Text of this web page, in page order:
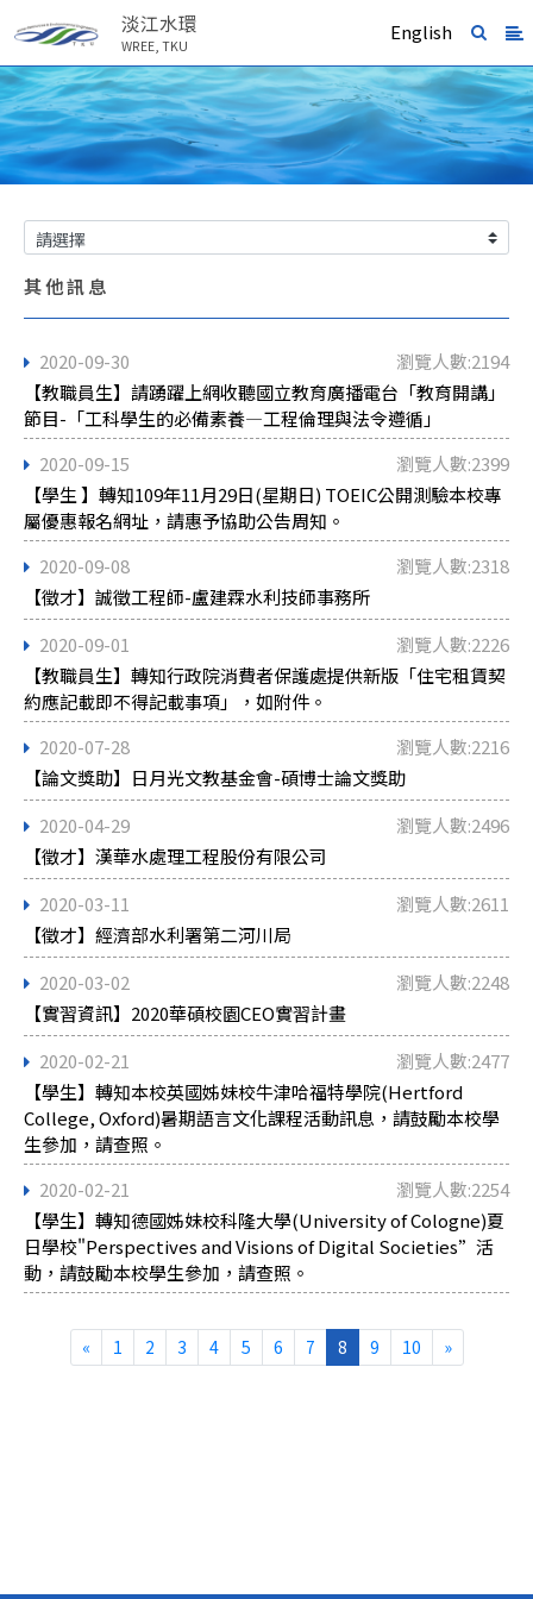
淡江水環
WREE, TKU
English
其他訊息
2020-09-30
瀏覽人數:2194
【教職員生】請踴躍上網收聽國立教育廣播電台「教育開講」
節目-「工科學生的必備素養—工程倫理與法令遵循」
2020-09-15
瀏覽人數:2399
【學生 】轉知109年11月29日(星期日) TOEIC公開測驗本校專
屬優惠報名網址，請惠予協助公告周知。
2020-09-08
瀏覽人數:2318
【徵才】誠徵工程師-盧建霖水利技師事務所
2020-09-01
瀏覽人數:2226
【教職員生】轉知行政院消費者保護處提供新版「住宅租賃契
約應記載即不得記載事項」，如附件。
2020-07-28
瀏覽人數:2216
【論文獎助】日月光文教基金會-碩博士論文獎助
2020-04-29
瀏覽人數:2496
【徵才】漢華水處理工程股份有限公司
2020-03-11
瀏覽人數:2611
【徵才】經濟部水利署第二河川局
2020-03-02
瀏覽人數:2248
【實習資訊】2020華碩校園CEO實習計畫
2020-02-21
瀏覽人數:2477
【學生】轉知本校英國姊妹校牛津哈福特學院(Hertford
College, Oxford)暑期語言文化課程活動訊息，請鼓勵本校學
生參加，請查照。
2020-02-21
瀏覽人數:2254
【學生】轉知德國姊妹校科隆大學(University of Cologne)夏
日學校"Perspectives and Visions of Digital Societies”活
動，請鼓勵本校學生參加，請查照。
« 1 2 3 4 5 6 7 8 9 10 »